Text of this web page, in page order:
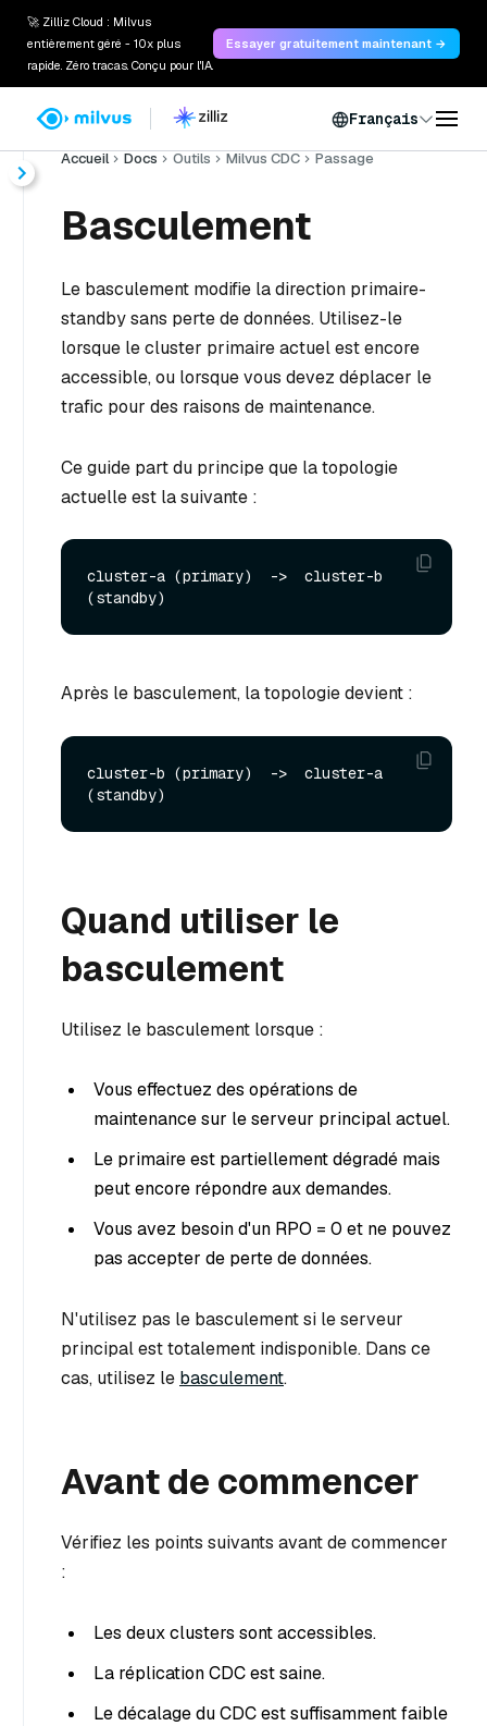
🚀 Zilliz Cloud : Milvus
entièrement géré - 10x plus
rapide. Zéro tracas. Conçu pour l'IA.
Essayer gratuitement maintenant →
Français
Accueil Docs Outils Milvus CDC Passage
Basculement
Le basculement modifie la direction primaire-
standby sans perte de données. Utilisez-le
lorsque le cluster primaire actuel est encore
accessible, ou lorsque vous devez déplacer le
trafic pour des raisons de maintenance.
Ce guide part du principe que la topologie
actuelle est la suivante :
cluster-a (primary)  ->  cluster-b
Après le basculement, la topologie devient :
cluster-b (primary)  ->  cluster-a
Quand utiliser le
basculement
Utilisez le basculement lorsque :
Vous effectuez des opérations de
maintenance sur le serveur principal actuel.
Le primaire est partiellement dégradé mais
peut encore répondre aux demandes.
Vous avez besoin d'un RPO = 0 et ne pouvez
pas accepter de perte de données.
N'utilisez pas le basculement si le serveur
principal est totalement indisponible. Dans ce
cas, utilisez le basculement.
Avant de commencer
Vérifiez les points suivants avant de commencer
:
Les deux clusters sont accessibles.
La réplication CDC est saine.
Le décalage du CDC est suffisamment faible